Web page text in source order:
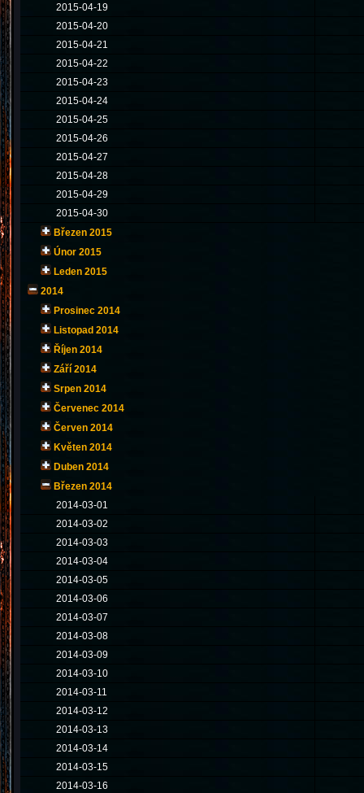
2015-04-19
2015-04-20
2015-04-21
2015-04-22
2015-04-23
2015-04-24
2015-04-25
2015-04-26
2015-04-27
2015-04-28
2015-04-29
2015-04-30
Březen 2015
Únor 2015
Leden 2015
2014
Prosinec 2014
Listopad 2014
Říjen 2014
Září 2014
Srpen 2014
Červenec 2014
Červen 2014
Květen 2014
Duben 2014
Březen 2014
2014-03-01
2014-03-02
2014-03-03
2014-03-04
2014-03-05
2014-03-06
2014-03-07
2014-03-08
2014-03-09
2014-03-10
2014-03-11
2014-03-12
2014-03-13
2014-03-14
2014-03-15
2014-03-16